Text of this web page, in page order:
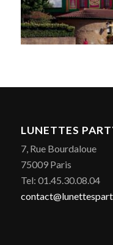
LUNETTES
7, Rue Bourdaloue
75009 Paris
Tel: 01.45.30.08.04